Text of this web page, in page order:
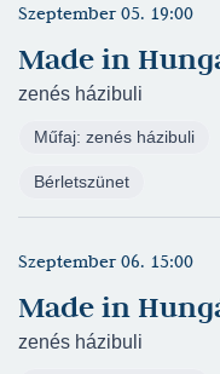
Wolf -
Karinthy
- Lány - Ruszt
Nagy Viktor)
Eisemann
Egy csók és
(2020/2021) -
Nagyszínház
Kerékgyártó
Szeptember 05. 19:00
Made in
zenés házibuli
Műfaj: zenés házibuli
Bérletszünet
Szeptember 06. 15:00
Made in
zenés házibuli